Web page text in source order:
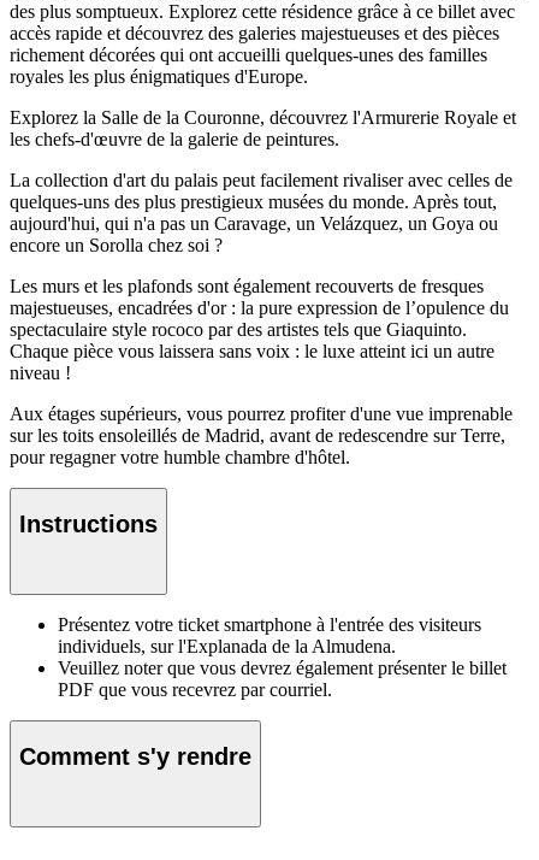
des plus somptueux. Explorez cette résidence grâce à ce billet avec
accès rapide et découvrez des galeries majestueuses et des pièces
richement décorées qui ont accueilli quelques-unes des familles
royales les plus énigmatiques d'Europe.
Explorez la Salle de la Couronne, découvrez l'Armurerie Royale et
les chefs-d'œuvre de la galerie de peintures.
La collection d'art du palais peut facilement rivaliser avec celles de
quelques-uns des plus prestigieux musées du monde. Après tout,
aujourd'hui, qui n'a pas un Caravage, un Velázquez, un Goya ou
encore un Sorolla chez soi ?
Les murs et les plafonds sont également recouverts de fresques
majestueuses, encadrées d'or : la pure expression de l’opulence du
spectaculaire style rococo par des artistes tels que Giaquinto.
Chaque pièce vous laissera sans voix : le luxe atteint ici un autre
niveau !
Aux étages supérieurs, vous pourrez profiter d'une vue imprenable
sur les toits ensoleillés de Madrid, avant de redescendre sur Terre,
pour regagner votre humble chambre d'hôtel.
Instructions
Présentez votre ticket smartphone à l'entrée des visiteurs
individuels, sur l'Explanada de la Almudena.
Veuillez noter que vous devrez également présenter le billet
PDF que vous recevrez par courriel.
Comment s'y rendre